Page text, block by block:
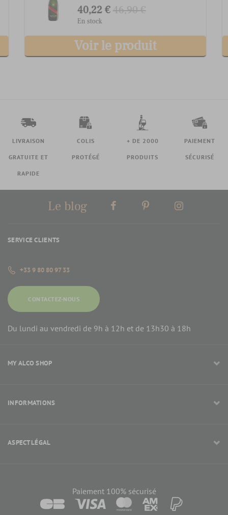
40,22 €46,90 €
En stock
Voir le produit
LIVRAISON
GRATUITE ET
RAPIDE
COLIS
PROTÉGÉ
+ DE 2000
PRODUITS
PAIEMENT
SÉCURISÉ
Le blog
SERVICE CLIENTS
+33 9 80 80 97 33
CONTACTEZ-NOUS
Du lundi au vendredi de 9h à 12h et de 13h30 à 18h
MY ALCO SHOP
INFORMATIONS
ASPECT LÉGAL
Paiement 100% sécurisé